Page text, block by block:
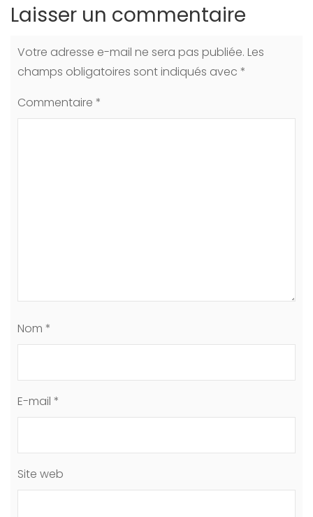
Laisser un commentaire
Votre adresse e-mail ne sera pas publiée. Les
champs obligatoires sont indiqués avec *
Commentaire *
Nom *
E-mail *
Site web